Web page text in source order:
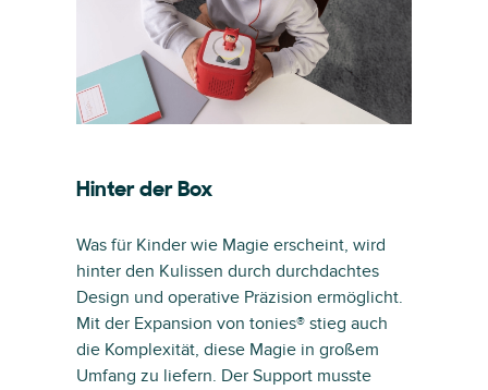
Hinter der Box
Was für Kinder wie Magie erscheint, wird
hinter den Kulissen durch durchdachtes
Design und operative Präzision ermöglicht.
Mit der Expansion von tonies® stieg auch
die Komplexität, diese Magie in großem
Umfang zu liefern. Der Support musste